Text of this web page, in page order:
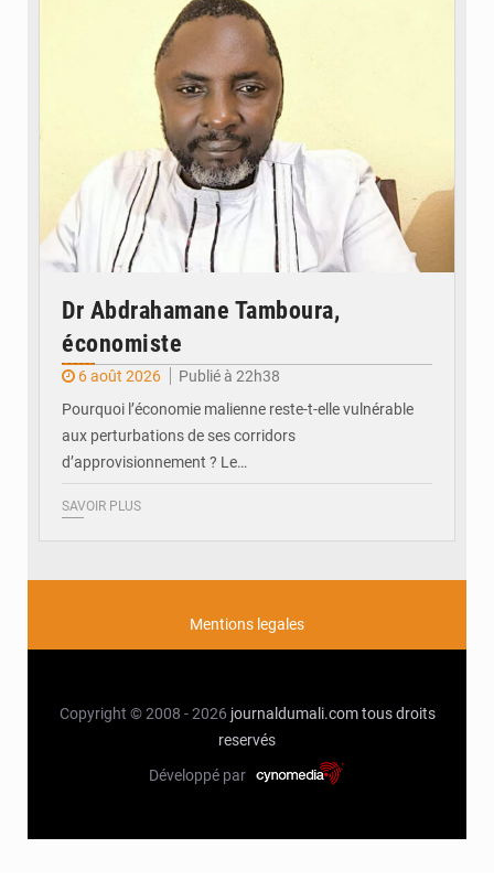
Dr Abdrahamane Tamboura,
économiste
6 août 2026
Publié à 22h38
Pourquoi l’économie malienne reste-t-elle vulnérable
aux perturbations de ses corridors
d’approvisionnement ? Le…
SAVOIR PLUS
Mentions legales
Copyright © 2008 - 2026 journaldumali.com tous droits
reservés
Développé par